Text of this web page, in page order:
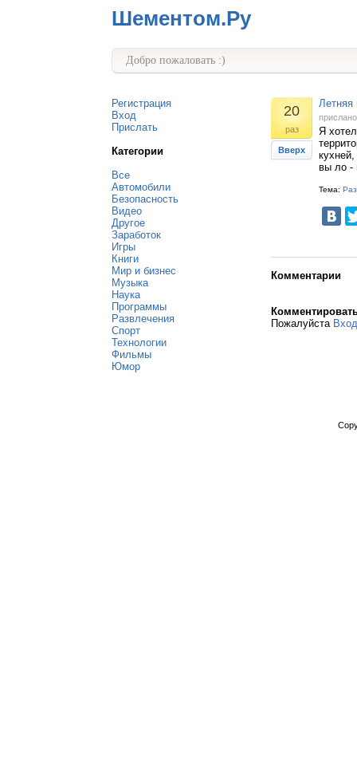
Шементом.Ру
Добро пожаловать :)
Регистрация
Вход
Прислать
Категории
Все
Автомобили
Безопасность
Видео
Другое
Заработок
Игры
Книги
Мир и бизнес
Музыка
Наука
Программы
Развлечения
Спорт
Технологии
Фильмы
Юмор
20
раз
Вверх
Летняя
Я
вы ло -
Тема:
Комментарии
Пожалуйста Вход